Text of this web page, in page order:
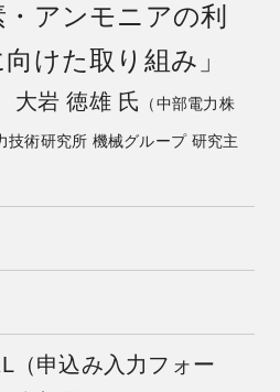
・アンモニアの利
けた取り組み」
徳雄 氏 （中部電力株
技術研究所 機械グループ 研究主
（申込み入力フォー